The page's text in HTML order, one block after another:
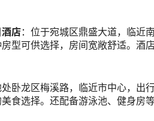
店：位于宛城区鼎盛大道，临近
型可供选择，房间宽敞舒适。酒
处卧龙区梅溪路，临近市中心，出
食选择。还配备游泳池、健身房